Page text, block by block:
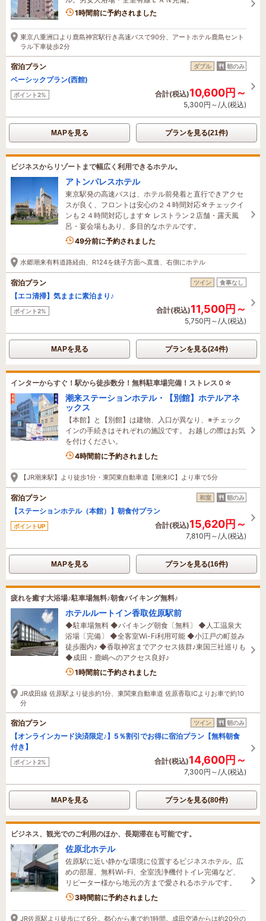
1時間前に予約されました
東京八重洲口より鹿島神宮駅行き高速バスで90分、アートホテル鹿島セント
ラル下車徒歩2分
宿泊プラン ダブル 朝のみ
ベーシックプラン(西館)
ポイント2% 合計(税込)10,600円～
5,300円～/人(税込)
MAPを見る プランを見る(21件)
ビジネスからリゾートまで幅広く利用できるホテル。
アトンパレスホテル
東京駅発の高速バスは、ホテル前発着と直行できアクセ
スが良く、フロントは安心の２４時間対応☆チェックイ
ンも２４時間対応します☆ レストラン２店舗・露天風
呂・宴会場もあり、多目的なホテルです。
7名がこの宿を見ています
49分前に予約されました
水郷潮来有料道路経由、R124を銚子方面へ直進、右側にホテル
宿泊プラン ツイン 食事なし
【エコ清掃】気ままに素泊まり♪
ポイント2% 合計(税込)11,500円～
5,750円～/人(税込)
MAPを見る プランを見る(24件)
インターからすぐ！駅から徒歩数分！無料駐車場完備！ストレス０☆
潮来ステーションホテル・【別館】ホテルアネ
ックス
【本館】と【別館】は建物、入口が異なり、※チェック
インの手続きはそれぞれの施設です。 お越しの際はお気
を付けください。
2名がこの宿を見ています
4時間前に予約されました
【JR潮来駅】より徒歩1分・東関東自動車道【潮来IC】より車で5分
宿泊プラン 和室 朝のみ
【ステーションホテル（本館）】朝食付プラン
ポイントUP 合計(税込)15,620円～
7,810円～/人(税込)
MAPを見る プランを見る(16件)
疲れを癒す大浴場♪駐車場無料♪朝食バイキング無料♪
ホテルルートイン香取佐原駅前
◆駐車場無料 ◆バイキング朝食〔無料〕 ◆人工温泉大
浴場〔完備〕 ◆全客室Wi-Fi利用可能 ◆小江戸の町並み
徒歩圏内♪ ◆香取神宮までアクセス抜群♪東国三社巡りも
◆成田・鹿嶋へのアクセス良好♪
1名がこの宿を見ています
1時間前に予約されました
JR成田線 佐原駅より徒歩約1分、東関東自動車道 佐原香取ICよりお車で約10
分
宿泊プラン ツイン 朝のみ
【オンラインカード決済限定♪】5％割引でお得に宿泊プラン【無料朝食
付き】
ポイント2% 合計(税込)14,600円～
7,300円～/人(税込)
MAPを見る プランを見る(80件)
ビジネス、観光でのご利用のほか、長期滞在も可能です。
佐原北ホテル
佐原駅に近い静かな環境に位置するビジネスホテル。広
めの部屋、無料Wi-Fi、全室洗浄機付トイレ完備など、
リピーター様から地元の方まで愛されるホテルです。
1名がこの宿を見ています
3時間前に予約されました
JR佐原駅より徒歩にて6分。都心から車で約1時間。成田空港からは約20分の